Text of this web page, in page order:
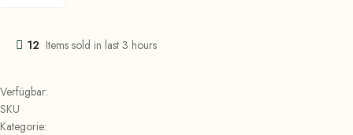
12 Items sold in last 3 hours
Verfügbar:
SKU
Kategorie: